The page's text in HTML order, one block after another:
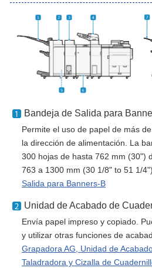
Bandeja de Salida para
Permite el uso de papel de más
la dirección de alimentación. La
300 hojas de hasta 762 mm (30")
763 a 1300 mm (30 1/8" to 51 1/
Salida para Banners-B
Unidad de Acabado de
Envía papel impreso y copiado.
y utilizar otras funciones de
Grapadora AG, Unidad de
Taladradora y Cizalla de